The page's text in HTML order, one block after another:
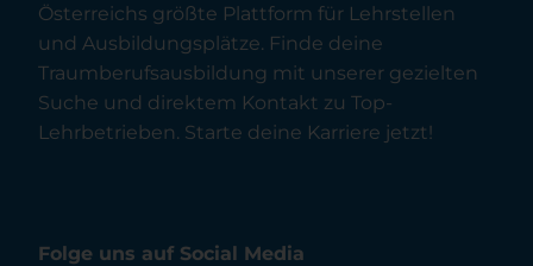
Österreichs größte Plattform für Lehrstellen
und Ausbildungsplätze. Finde deine
Traumberufsausbildung mit unserer gezielten
Suche und direktem Kontakt zu Top-
Lehrbetrieben. Starte deine Karriere jetzt!
Folge uns auf Social Media